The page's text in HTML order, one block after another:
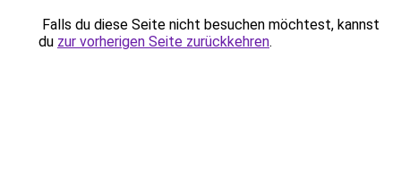
Falls du diese Seite nicht besuchen möchtest, kannst
du zur vorherigen Seite zurückkehren.